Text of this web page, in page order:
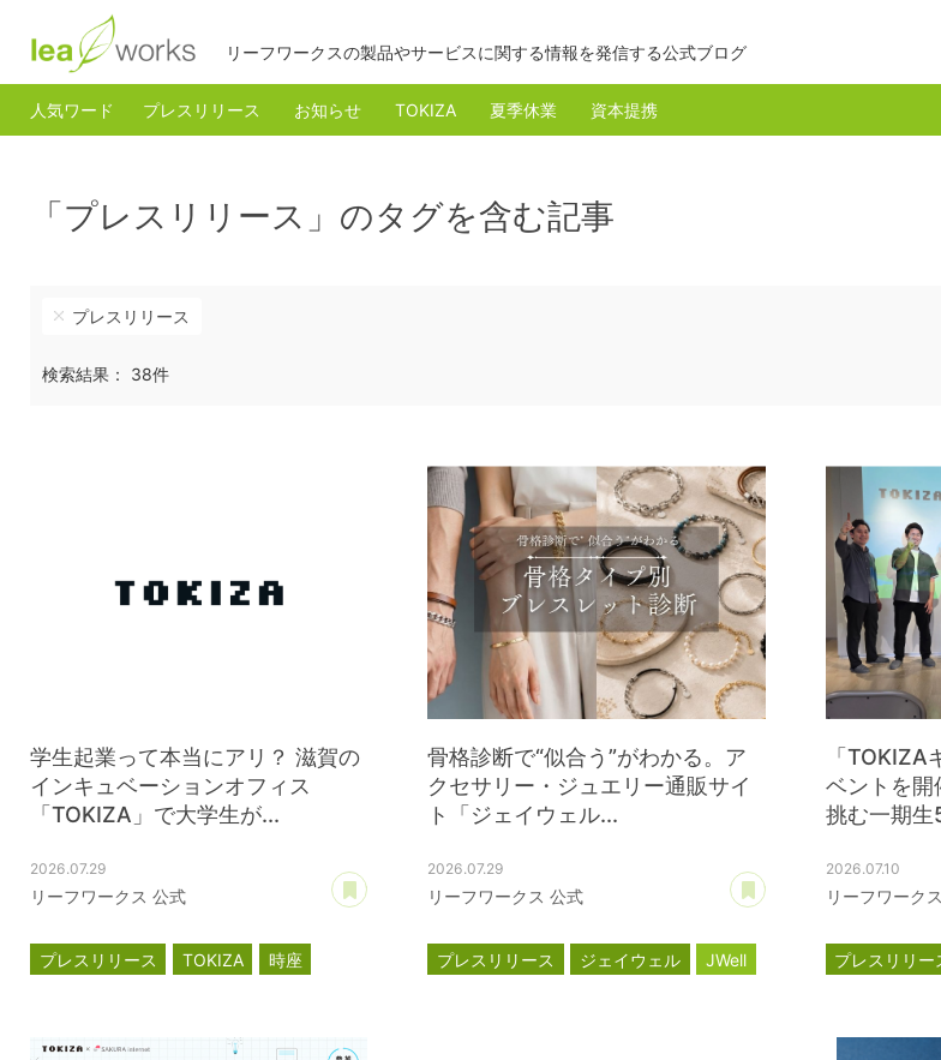
リーフワークスの製品やサービスに関する情報を発信する公式ブログ
人気ワード プレスリリース お知らせ TOKIZA 夏季休業 資本提携
「プレスリリース」のタグを含む記事
プレスリリース
検索結果： 38件
学生起業って本当にアリ？ 滋賀の
インキュベーションオフィス
「TOKIZA」で大学生が...
2026.07.29
リーフワークス 公式
あとで読む
プレスリリース TOKIZA 時座
骨格診断で“似合う”がわかる。ア
クセサリー・ジュエリー通販サイ
ト「ジェイウェル...
2026.07.29
リーフワークス 公式
あとで読む
プレスリリース ジェイウェル JWell
「TOKIZA
ベントを開
挑む一期生
2026.07.10
リーフワーク
プレスリリー